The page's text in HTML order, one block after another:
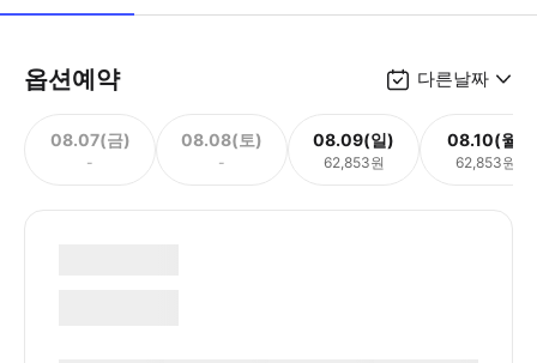
옵션예약 다른날짜
08.07(금)
-
08.08(토)
-
08.09(일)
62,853원
08.10(월)
62,853원